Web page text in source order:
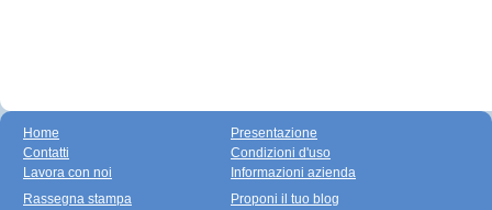
Home
Contatti
Lavora con noi
Presentazione
Condizioni d'uso
Informazioni azienda
Rassegna stampa
Proponi il tuo blog